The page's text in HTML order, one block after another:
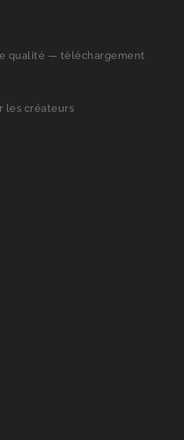
qualité — téléchargement
les créateurs